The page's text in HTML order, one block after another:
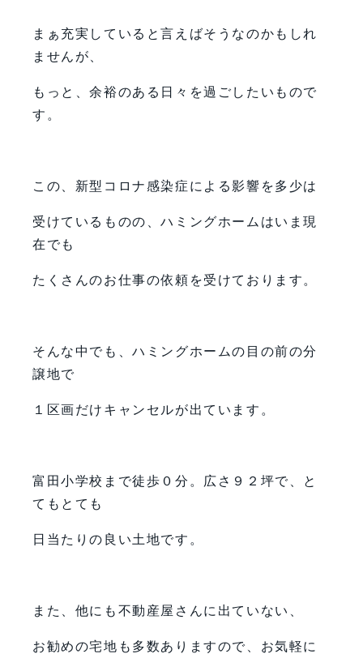
まぁ充実していると言えばそうなのかもしれ
ませんが、
もっと、余裕のある日々を過ごしたいもので
す。
この、新型コロナ感染症による影響を多少は
受けているものの、ハミングホームはいま現
在でも
たくさんのお仕事の依頼を受けております。
そんな中でも、ハミングホームの目の前の分
譲地で
１区画だけキャンセルが出ています。
富田小学校まで徒歩０分。広さ９２坪で、と
てもとても
日当たりの良い土地です。
また、他にも不動産屋さんに出ていない、
お勧めの宅地も多数ありますので、お気軽に